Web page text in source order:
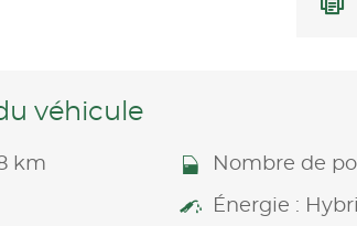
véhicule
km Nombre de
Énergie :